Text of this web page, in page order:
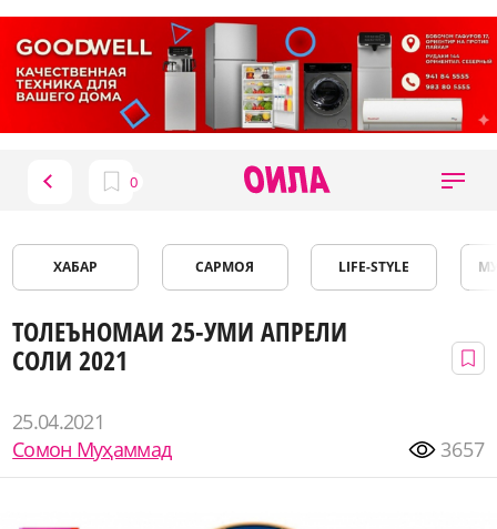
ХАБАР САРМОЯ LIFE-STYLE
ТОЛЕЪНОМАИ 25-УМИ АПРЕЛИ
СОЛИ 2021
25.04.2021
Сомон Муҳаммад
3657